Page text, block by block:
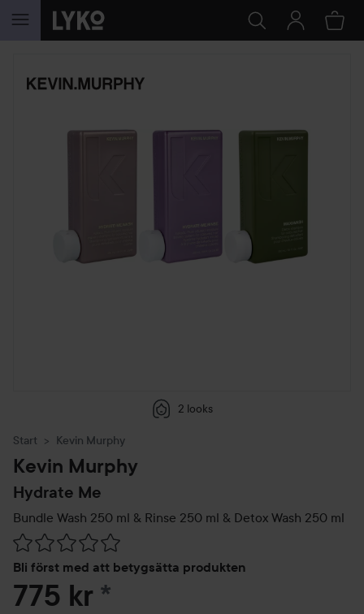
HOPPA TILL INNEHÅLLET
2 looks
Start Kevin Murphy
Kevin Murphy
Hydrate Me
Bundle Wash 250 ml & Rinse 250 ml & Detox Wash 250 ml
Bli först med att betygsätta produkten
Hoppa till Betyg & kommentarer
775 kr *